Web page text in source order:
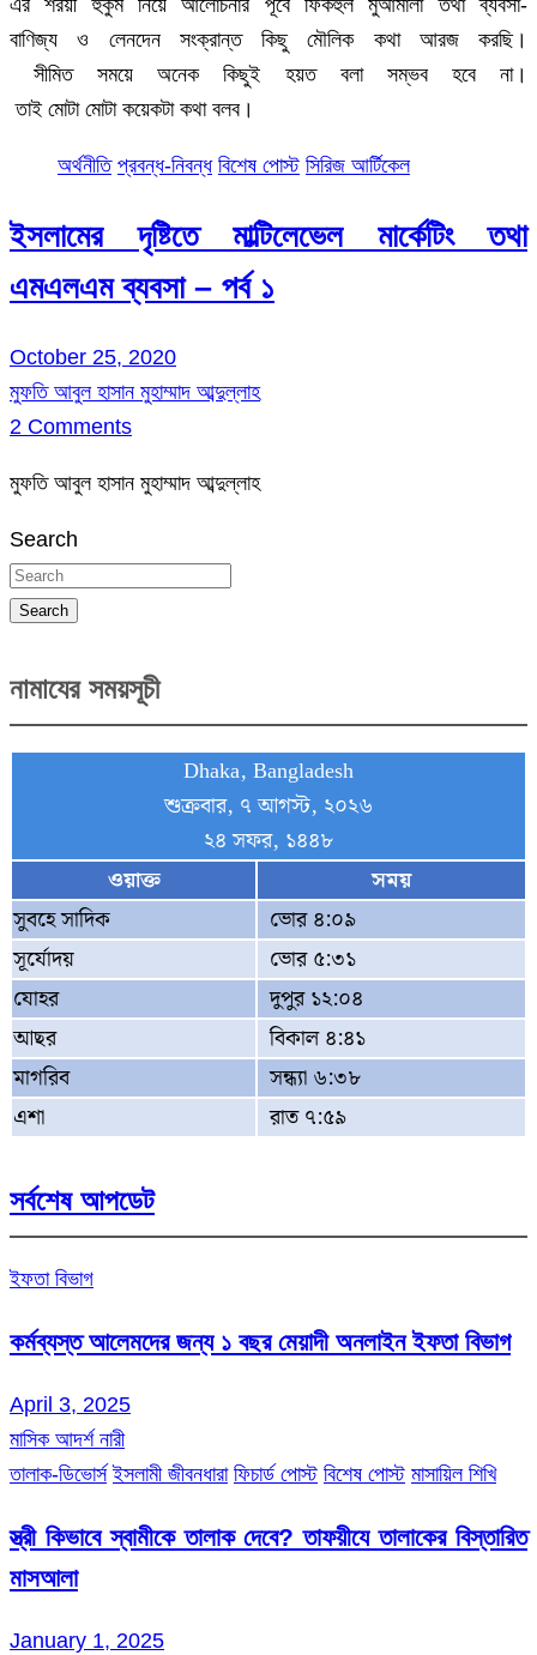
এর শরয়ী হুকুম নিয়ে আলোচনার পূর্বে ফিকহুল মুআমালা তথা ব্যবসা-
বাণিজ্য ও লেনদেন সংক্রান্ত কিছু মৌলিক কথা আরজ করছি।
সীমিত সময়ে অনেক কিছুই হয়ত বলা সম্ভব হবে না।
তাই মোটা মোটা কয়েকটা কথা বলব।
অর্থনীতি প্রবন্ধ-নিবন্ধ বিশেষ পোস্ট সিরিজ আর্টিকেল
ইসলামের দৃষ্টিতে মাল্টিলেভেল মার্কেটিং তথা
এমএলএম ব্যবসা – পর্ব ১
October 25, 2020
মুফতি আবুল হাসান মুহাম্মাদ আব্দুল্লাহ
2 Comments
মুফতি আবুল হাসান মুহাম্মাদ আব্দুল্লাহ
Search
Search
নামাযের সময়সূচী
Dhaka, Bangladesh
শুক্রবার, ৭ আগস্ট, ২০২৬
২৪ সফর, ১৪৪৮
ওয়াক্ত
সময়
সুবহে সাদিক
ভোর ৪:০৯
সূর্যোদয়
ভোর ৫:৩১
যোহর
দুপুর ১২:০৪
আছর
বিকাল ৪:৪১
মাগরিব
সন্ধ্যা ৬:৩৮
এশা
রাত ৭:৫৯
সর্বশেষ আপডেট
ইফতা বিভাগ
কর্মব্যস্ত আলেমদের জন্য ১ বছর মেয়াদী অনলাইন ইফতা বিভাগ
April 3, 2025
মাসিক আদর্শ নারী
তালাক-ডিভোর্স ইসলামী জীবনধারা ফিচার্ড পোস্ট বিশেষ পোস্ট মাসায়িল শিখি
স্ত্রী কিভাবে স্বামীকে তালাক দেবে? তাফয়ীযে তালাকের বিস্তারিত
মাসআলা
January 1, 2025